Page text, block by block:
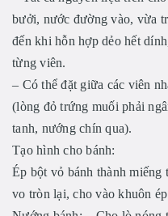
bưởi, nước đường vào, vừa
đến khi hỗn hợp dẻo hết
từng viên.
– Có thể đặt giữa các viên
(lòng đỏ trứng muối phải
tanh, nướng chín qua).
Tạo hình cho bánh:
Ép bột vỏ bánh thành
vo tròn lại, cho vào khuôn